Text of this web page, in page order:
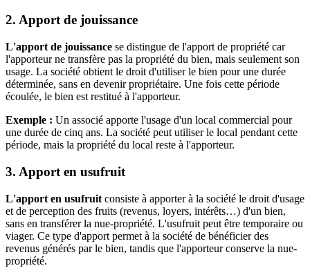
2. Apport de jouissance
L'apport de jouissance se distingue de l'apport de propriété car
l'apporteur ne transfère pas la propriété du bien, mais seulement son
usage. La société obtient le droit d'utiliser le bien pour une durée
déterminée, sans en devenir propriétaire. Une fois cette période
écoulée, le bien est restitué à l'apporteur.
Exemple : Un associé apporte l'usage d'un local commercial pour
une durée de cinq ans. La société peut utiliser le local pendant cette
période, mais la propriété du local reste à l'apporteur.
3. Apport en usufruit
L'apport en usufruit consiste à apporter à la société le droit d'usage
et de perception des fruits (revenus, loyers, intérêts…) d'un bien,
sans en transférer la nue-propriété. L'usufruit peut être temporaire ou
viager. Ce type d'apport permet à la société de bénéficier des
revenus générés par le bien, tandis que l'apporteur conserve la nue-
propriété.